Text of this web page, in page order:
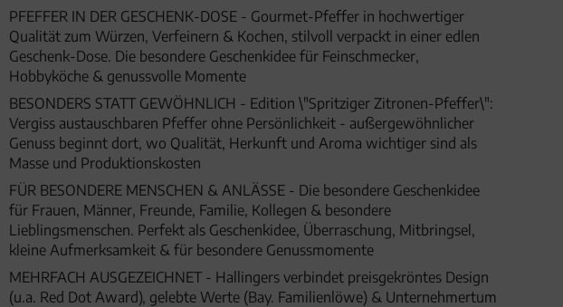
PFEFFER IN DER GESCHENK-DOSE - Gourmet-Pfeffer in hochwertiger
Qualität zum Würzen, Verfeinern & Kochen, stilvoll verpackt in einer edlen
Geschenk-Dose. Die besondere Geschenkidee für Feinschmecker,
Hobbyköche & genussvolle Momente
BESONDERS STATT GEWÖHNLICH - Edition \"Spritziger Zitronen-Pfeffer\":
Vergiss austauschbaren Pfeffer ohne Persönlichkeit - außergewöhnlicher
Genuss beginnt dort, wo Qualität, Herkunft und Aroma wichtiger sind als
Masse und Produktionskosten
FÜR BESONDERE MENSCHEN & ANLÄSSE - Die besondere Geschenkidee
für Frauen, Männer, Freunde, Familie, Kollegen & besondere
Lieblingsmenschen. Perfekt als Geschenkidee, Überraschung, Mitbringsel,
kleine Aufmerksamkeit & für besondere Genussmomente
MEHRFACH AUSGEZEICHNET - Hallingers verbindet preisgekröntes Design
(u.a. Red Dot Award), gelebte Werte (Bay. Familienlöwe) & Unternehmertum